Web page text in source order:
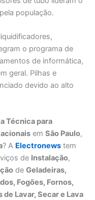
população.
o programa de
de informática,
geral. Pilhas e
devido ao alto
Técnica para
em São Paulo,
? A Electronews tem
de Instalação,
de Geladeiras,
Fogões, Fornos,
Lavar, Secar e Lava